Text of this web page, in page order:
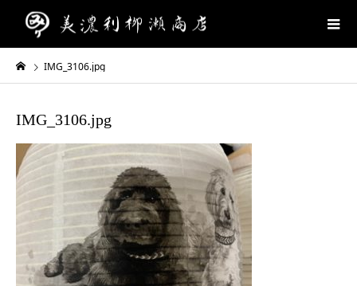
IMG_3106.jpg
IMG_3106.jpg